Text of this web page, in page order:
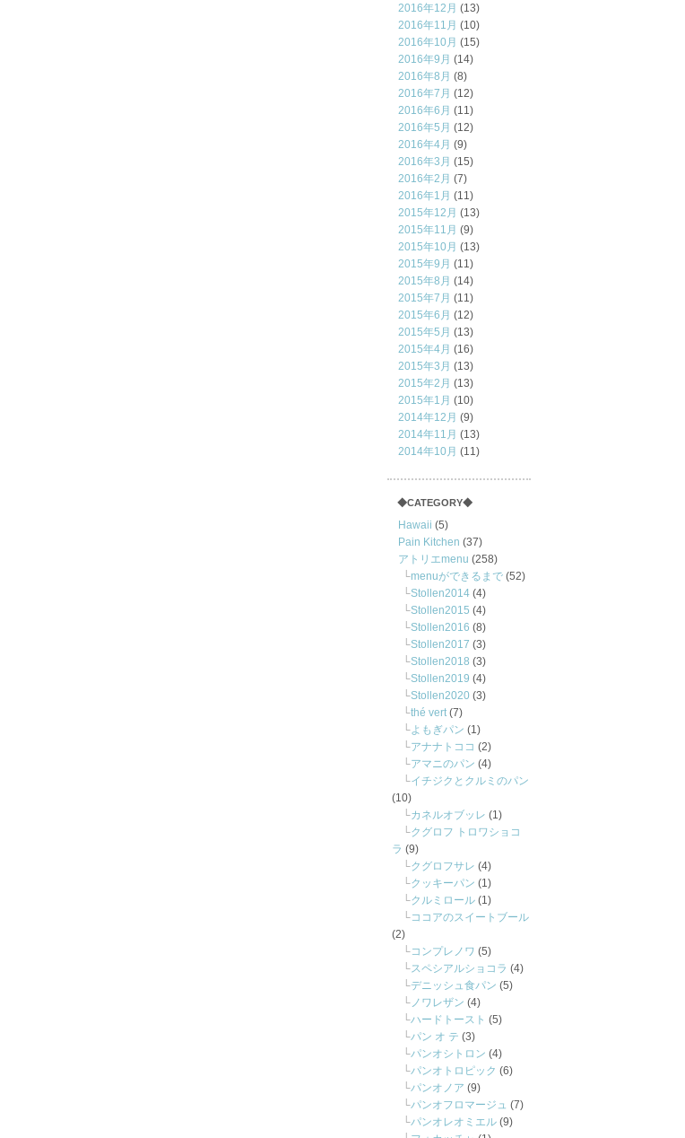
2016年12月 (13)
2016年11月 (10)
2016年10月 (15)
2016年9月 (14)
2016年8月 (8)
2016年7月 (12)
2016年6月 (11)
2016年5月 (12)
2016年4月 (9)
2016年3月 (15)
2016年2月 (7)
2016年1月 (11)
2015年12月 (13)
2015年11月 (9)
2015年10月 (13)
2015年9月 (11)
2015年8月 (14)
2015年7月 (11)
2015年6月 (12)
2015年5月 (13)
2015年4月 (16)
2015年3月 (13)
2015年2月 (13)
2015年1月 (10)
2014年12月 (9)
2014年11月 (13)
2014年10月 (11)
◆CATEGORY◆
Hawaii (5)
Pain Kitchen (37)
アトリエmenu (258)
menuができるまで (52)
Stollen2014 (4)
Stollen2015 (4)
Stollen2016 (8)
Stollen2017 (3)
Stollen2018 (3)
Stollen2019 (4)
Stollen2020 (3)
thé vert(7)
よもぎパン (1)
アナナトココ (2)
アマニのパン (4)
イチジクとクルミのパン
(10)
カネルオブッレ (1)
クグロフ トロワショコ
ラ (9)
クグロフサレ (4)
クッキーパン (1)
クルミロール (1)
ココアのスイートブール
(2)
コンプレノワ (5)
スペシアルショコラ (4)
デニッシュ食パン (5)
ノワレザン (4)
ハードトースト (5)
パン オ テ (3)
パンオシトロン (4)
パンオトロピック (6)
パンオノア (9)
パンオフロマージュ (7)
パンオレオミエル (9)